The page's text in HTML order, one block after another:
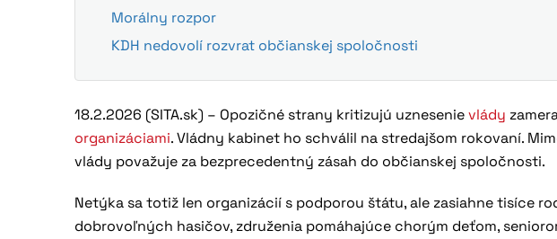
Morálny rozpor
KDH nedovolí rozvrat občianskej spoločnosti
18.2.2026 (SITA.sk) – Opozičné strany kritizujú uznesenievlády
organizáciami. Vládny kabinet ho schválil na stredajšom rokovaní.
vlády považuje za bezprecedentný zásah do občianskej spoločnosti.
Netýka sa totiž len organizácií s podporou štátu, ale zasiahne tisíce
dobrovoľných hasičov, združenia pomáhajúce chorým deťom,